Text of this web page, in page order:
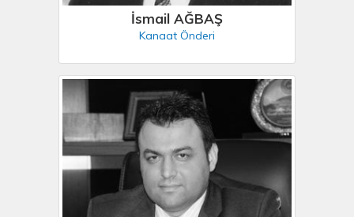
İsmail AĞBAŞ
Kanaat Önderi